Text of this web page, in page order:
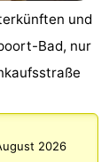
und
Bad, nur
2026